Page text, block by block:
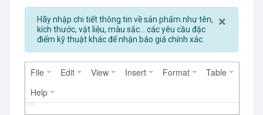
×
Hãy nhập chi tiết thông tin về sản phẩm như tên,
kích thước, vật liệu, màu sắc... các yêu cầu đặc
điểm kỹ thuật khác để nhận báo giá chính xác.
File Edit View Insert Format
Table
Help